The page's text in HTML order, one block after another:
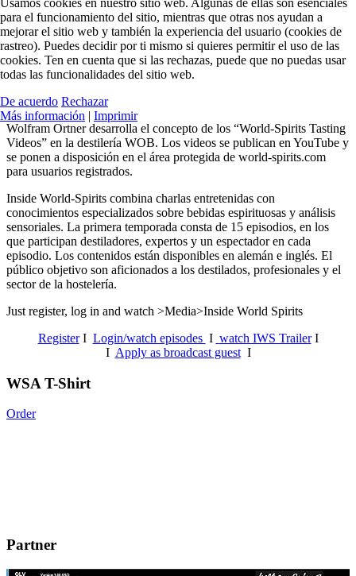
Wolfram Ortner desarrolla el concepto de los “World-Spirits Tasting
Videos” en la destilería WOB. Los videos se publican en YouTube y
se ponen a disposición en el área protegida de world-spirits.com
para usuarios registrados.
Inside World-Spirits combina charlas entretenidas con
conocimientos especializados sobre bebidas espirituosas y análisis
sensoriales. La primera temporada consta de 15 episodios, en los
que participan destiladores, expertos y un espectador en cada
episodio. Los contenidos están disponibles en alemán e inglés. El
público objetivo son aficionados a los destilados, profesionales y el
sector de la hostelería.
Just register, log in and watch >Media>Inside World Spirits
RegisterI Login/watch episodes I watch IWS TrailerI
I Apply as broadcast guestI
WSA T-Shirt
Order
Partner
Usamos cookies en nuestro sitio web. Algunas de ellas son esenciales
para el funcionamiento del sitio, mientras que otras nos ayudan a
mejorar el sitio web y también la experiencia del usuario (cookies de
rastreo). Puedes decidir por ti mismo si quieres permitir el uso de las
cookies. Ten en cuenta que si las rechazas, puede que no puedas usar
todas las funcionalidades del sitio web.
De acuerdo Rechazar
Más información | Imprimir